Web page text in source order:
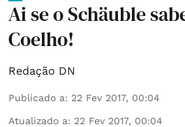
Ai se o Schäuble
Coelho!
Redação DN
Publicado a: 22 Fev 2017, 00:04
Atualizado a: 22 Fev 2017, 00:04